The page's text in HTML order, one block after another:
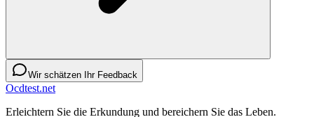
Wir schätzen Ihr Feedback
Ocdtest.net
Erleichtern Sie die Erkundung und bereichern Sie das Leben.